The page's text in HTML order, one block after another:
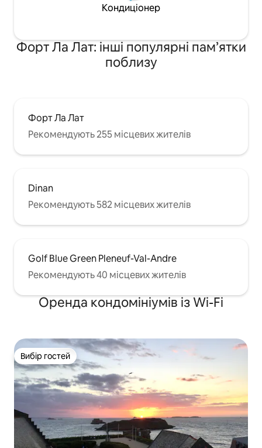
Кондиціонер
Форт Ла Лат: інші популярні пам’ятки
поблизу
Форт Ла Лат
Рекомендують 255 місцевих жителів
Dinan
Рекомендують 582 місцевих жителів
Golf Blue Green Pleneuf-Val-Andre
Рекомендують 40 місцевих жителів
Оренда кондомініумів із Wi-Fi
Вибір гостей
Вибір гостей